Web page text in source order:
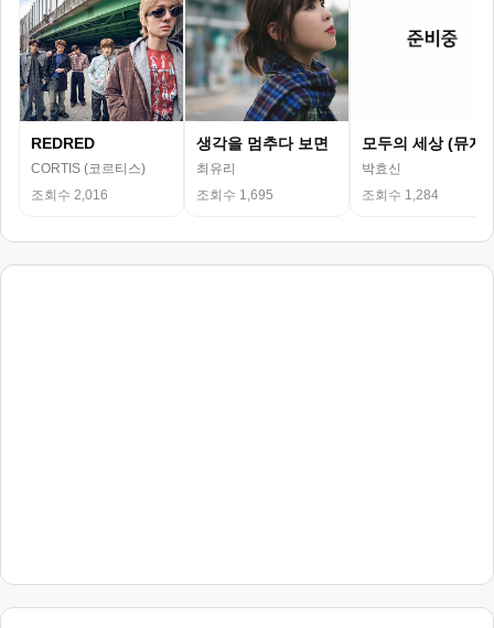
REDRED
CORTIS (코르티스)
조회수 2,016
생각을 멈추다 보면
최유리
조회수 1,695
모두의 세상 (뮤지
박효신
조회수 1,284